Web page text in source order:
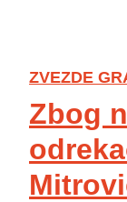
ZVEZDE
Zbog